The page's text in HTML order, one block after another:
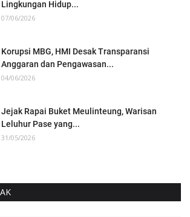
Lingkungan Hidup...
07/06/2026
Korupsi MBG, HMI Desak Transparansi
Anggaran dan Pengawasan...
04/06/2026
Jejak Rapai Buket Meulinteung, Warisan
Leluhur Pase yang...
31/05/2026